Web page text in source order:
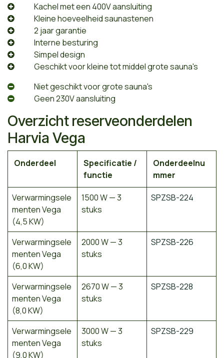
​Kachel met een 400V aansluiting
​Kleine hoeveelheid saunastenen
​2 jaar garantie
​Interne besturing
​Simpel design
​Geschikt voor kleine tot middel grote sauna's
​Niet geschikt voor grote sauna's
​Geen 230V aansluiting
Overzicht reserveonderdelen
Harvia Vega
Onderdeel
Specificatie /
functie
Onderdeelnu
mmer
Verwarmingsele
menten Vega
(4,5 KW)
1500 W — 3
stuks
SPZSB-224
Verwarmingsele
menten Vega
(6,0 KW)
2000 W — 3
stuks
SPZSB-226
Verwarmingsele
menten Vega
(8,0 KW)
2670 W — 3
stuks
SPZSB-228
Verwarmingsele
menten Vega
(9,0 KW)
3000 W — 3
stuks
SPZSB-229